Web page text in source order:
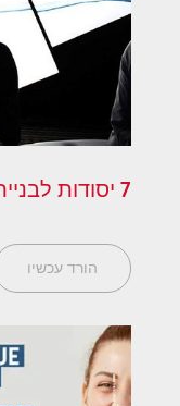
7 יסודות לבניית אסטרטגיית שילוט דיגיטלי
הורד עכשיו